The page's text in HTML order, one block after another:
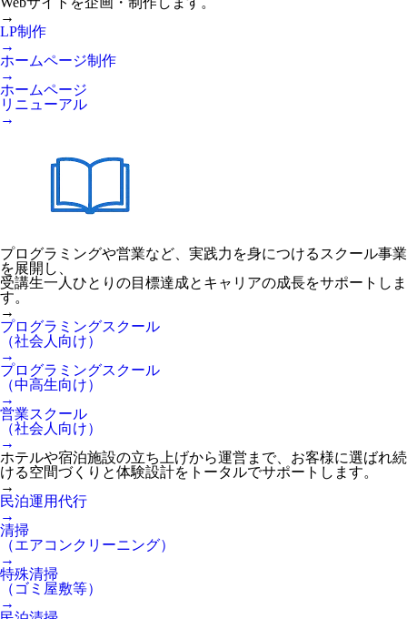
→
LP制作
→
ホームページ制作
→
ホームページ
リニューアル
→
プログラミングや営業など、実践力を身につけるスクール事業
を展開し、
受講生一人ひとりの目標達成とキャリアの成長をサポートしま
す。
→
プログラミングスクール
（社会人向け）
→
プログラミングスクール
（中高生向け）
→
営業スクール
（社会人向け）
→
ホテルや宿泊施設の立ち上げから運営まで、お客様に選ばれ続
ける空間づくりと体験設計をトータルでサポートします。
→
民泊運用代行
→
清掃
（エアコンクリーニング）
→
特殊清掃
（ゴミ屋敷等）
→